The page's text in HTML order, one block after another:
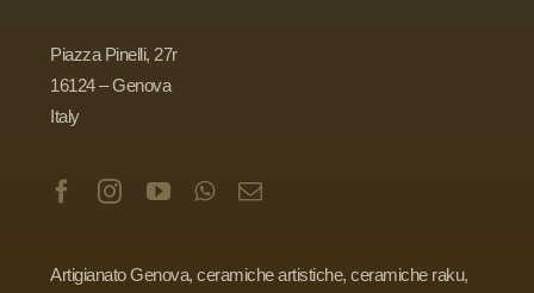
Piazza Pinelli, 27r
16124 – Genova
Italy
Artigianato Genova, ceramiche artistiche, ceramiche raku,